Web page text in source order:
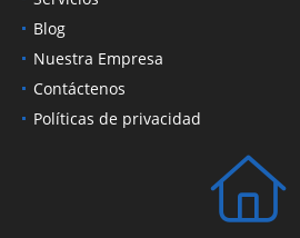
Blog
Nuestra Empresa
Contáctenos
Políticas de privacidad